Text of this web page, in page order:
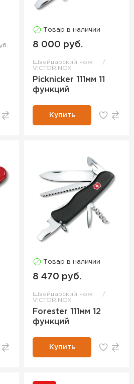
Товар в наличии
8 000 руб.
Швейцарский нож
VICTORINOX
Picknicker 111мм 11
функций
Купить
Товар в наличии
8 470 руб.
Швейцарский нож
VICTORINOX
Forester 111мм 12
функций
Купить